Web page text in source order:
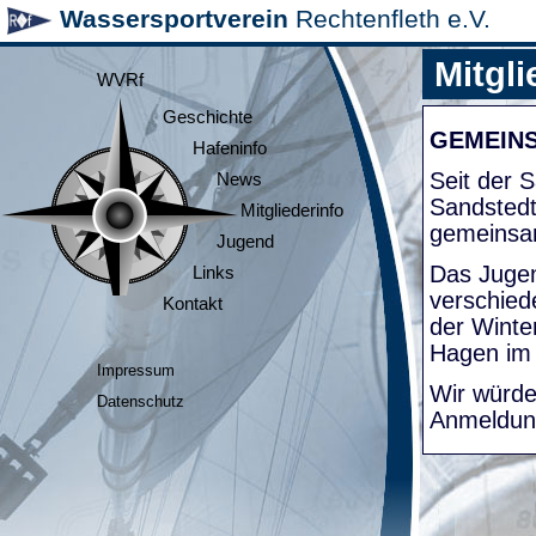
Wassersportverein Rechtenfleth e.V.
WVRf
Geschichte
Hafeninfo
News
Mitgliederinfo
Jugend
Links
Kontakt
Impressum
Datenschutz
Seit der
Das
der
Hagen
Wir